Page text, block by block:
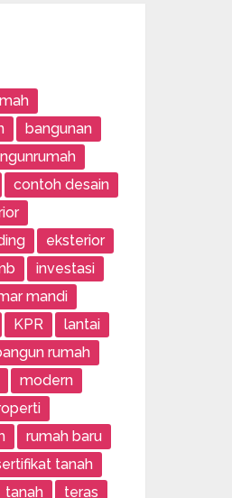
bangunan
contoh desain
eksterior
investasi
mandi
KPR
lantai
rumah
modern
rumah baru
tanah
tanah
teras